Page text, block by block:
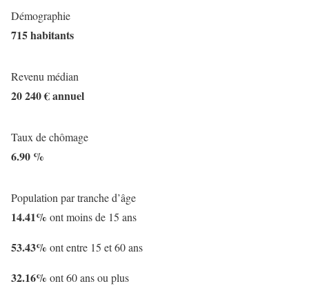
Démographie
715 habitants
Revenu médian
20 240 € annuel
Taux de chômage
6.90 %
Population par tranche d’âge
14.41% ont moins de 15 ans
53.43% ont entre 15 et 60 ans
32.16% ont 60 ans ou plus